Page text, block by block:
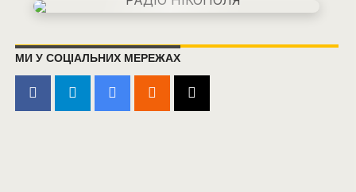
МИ У СОЦІАЛЬНИХ МЕРЕЖАХ